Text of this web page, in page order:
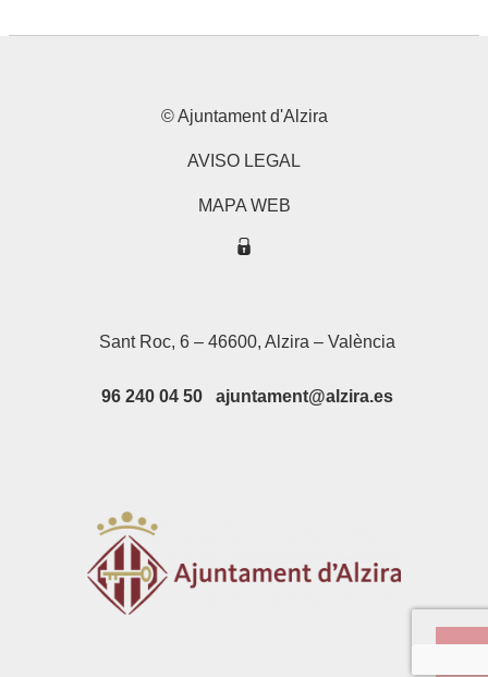
© Ajuntament d'Alzira
AVISO LEGAL
MAPA WEB
Sant Roc, 6 – 46600, Alzira – València
96 240 04 50 ajuntament@alzira.es